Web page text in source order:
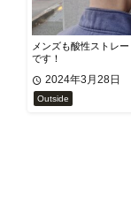
メンズも酸性ストレ
です！
2024年3月28日
Outside